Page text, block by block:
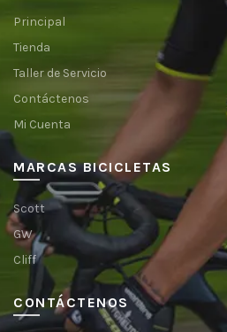
Principal
Tienda
Taller de Servicio
Contáctenos
Mi Cuenta
MARCAS BICICLETAS
Scott
GW
Cliff
CONTÁCTENOS